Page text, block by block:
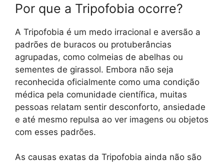
Por que a Tripofobia ocorre?
A Tripofobia é um medo irracional e aversão a
padrões de buracos ou protuberâncias
agrupadas, como colmeias de abelhas ou
sementes de girassol. Embora não seja
reconhecida oficialmente como uma condição
médica pela comunidade científica, muitas
pessoas relatam sentir desconforto, ansiedade
e até mesmo repulsa ao ver imagens ou objetos
com esses padrões.
As causas exatas da Tripofobia ainda não são